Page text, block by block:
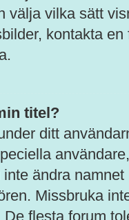
välja vilka sätt
kontakta
titel?
ditt
ändra
Missbruka
flesta forum